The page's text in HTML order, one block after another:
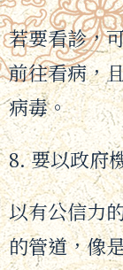
若要看診，
前往看病，
病毒。
8. 要以政府
以有公信力
的管道，像